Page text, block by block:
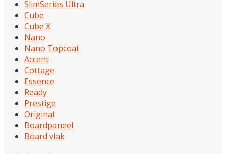
SlimSeries Ultra
Cube
Cube X
Nano
Nano Topcoat
Accent
Cottage
Essence
Ready
Prestige
Original
Boardpaneel
Board vlak